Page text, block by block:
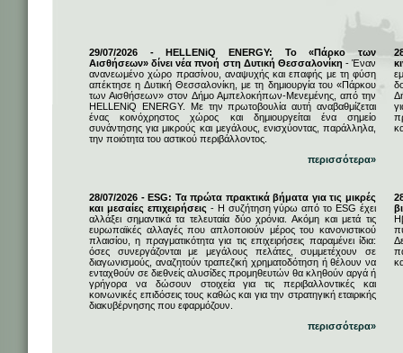
29/07/2026 - HELLENiQ ENERGY: Το «Πάρκο των
Αισθήσεων» δίνει νέα πνοή στη Δυτική Θεσσαλονίκη - Έναν
ανανεωμένο χώρο πρασίνου, αναψυχής και επαφής με τη φύση
απέκτησε η Δυτική Θεσσαλονίκη, με τη δημιουργία του «Πάρκου
των Αισθήσεων» στον Δήμο Αμπελοκήπων-Μενεμένης, από την
HELLENiQ ENERGY. Με την πρωτοβουλία αυτή αναβαθμίζεται
ένας κοινόχρηστος χώρος και δημιουργείται ένα σημείο
συνάντησης για μικρούς και μεγάλους, ενισχύοντας, παράλληλα,
την ποιότητα του αστικού περιβάλλοντος.
περισσότερα»
28/07/2026 - ESG: Τα πρώτα πρακτικά βήματα για τις μικρές
και μεσαίες επιχειρήσεις - Η συζήτηση γύρω από το ESG έχει
αλλάξει σημαντικά τα τελευταία δύο χρόνια. Ακόμη και μετά τις
ευρωπαϊκές αλλαγές που απλοποιούν μέρος του κανονιστικού
πλαισίου, η πραγματικότητα για τις επιχειρήσεις παραμένει ίδια:
όσες συνεργάζονται με μεγάλους πελάτες, συμμετέχουν σε
διαγωνισμούς, αναζητούν τραπεζική χρηματοδότηση ή θέλουν να
ενταχθούν σε διεθνείς αλυσίδες προμηθευτών θα κληθούν αργά ή
γρήγορα να δώσουν στοιχεία για τις περιβαλλοντικές και
κοινωνικές επιδόσεις τους καθώς και για την στρατηγική εταιρικής
διακυβέρνησης που εφαρμόζουν.
περισσότερα»